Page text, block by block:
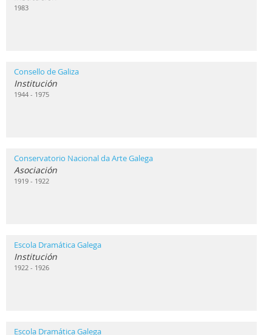
1983
Consello de Galiza
Institución
1944 - 1975
Conservatorio Nacional da Arte Galega
Asociación
1919 - 1922
Escola Dramática Galega
Institución
1922 - 1926
Escola Dramática Galega